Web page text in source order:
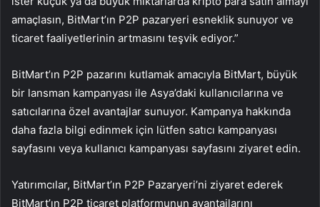
amaçlasın, BitMart’ın P2P pazaryeri esneklik sunuyor ve
ticaret faaliyetlerinin artmasını teşvik ediyor.”
BitMart’ın P2P pazarını kutlamak amacıyla BitMart, büyük
bir lansman kampanyası ile Asya’daki kullanıcılarına ve
satıcılarına özel avantajlar sunuyor. Kampanya hakkında
daha fazla bilgi edinmek için lütfen satıcı kampanyası
sayfasını veya kullanıcı kampanyası sayfasını ziyaret edin.
Yatırımcılar, BitMart’ın P2P Pazaryeri’ni ziyaret ederek
BitMart’ın P2P ticaret platformunun avantajlarını